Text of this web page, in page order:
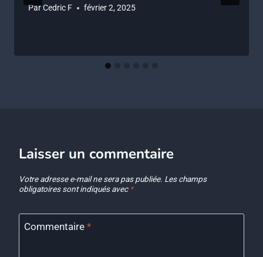
ParCedric F février 2, 2025
Laisser un commentaire
Votre adresse e-mail ne sera pas publiée. Les champs
obligatoires sont indiqués avec *
Commentaire *